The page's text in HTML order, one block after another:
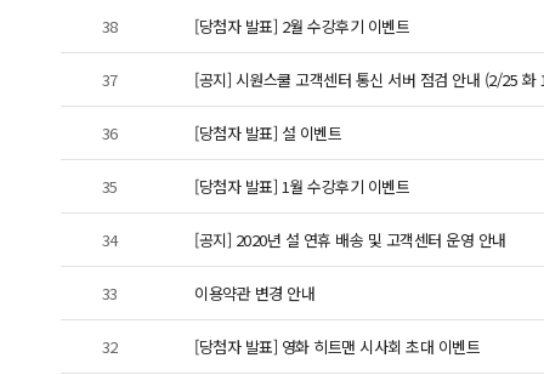
38 [당첨자 발표] 2월 수강후기 이벤트
37 [공지] 시원스쿨 고객센터 통신 서버 점검 안내 (2/25 화
36 [당첨자 발표] 설 이벤트
35 [당첨자 발표] 1월 수강후기 이벤트
34 [공지] 2020년 설 연휴 배송 및 고객센터 운영 안내
33 이용약관 변경 안내
32 [당첨자 발표] 영화 히트맨 시사회 초대 이벤트